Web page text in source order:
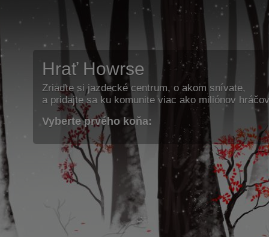
Hrať Howrse
Zriaďte si jazdecké centrum, o akom snívate,
a pridajte sa ku komunite viac ako miliónov
Vyberte prvého koňa: